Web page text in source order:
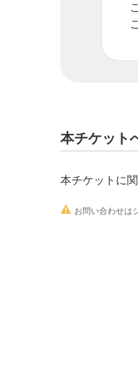
＜美骨
●問診
●個室
※ご自
本チケット
本チケットに
 お問い合わせは